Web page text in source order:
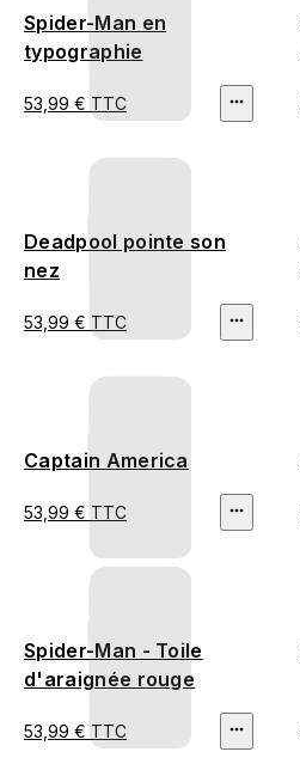
Spider-Man en
typographie
53,99 € TTC
Deadpool pointe son
nez
53,99 € TTC
Captain America
53,99 € TTC
Spider-Man - Toile
d'araignée rouge
53,99 € TTC